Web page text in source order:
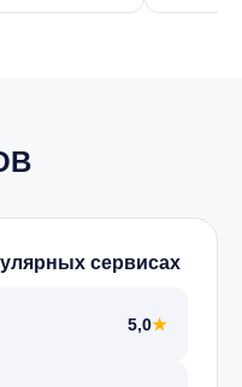
сервисах
5,0★